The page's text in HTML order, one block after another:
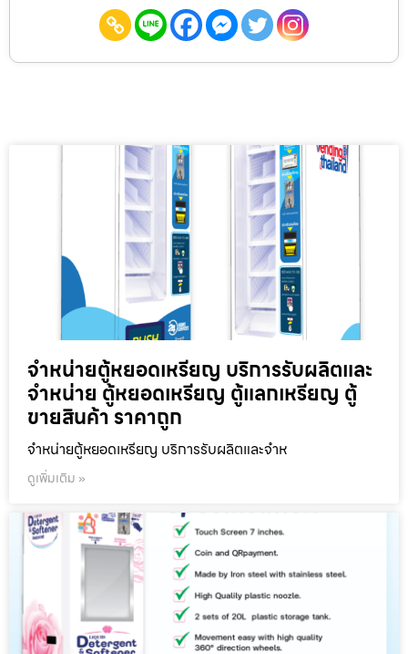
จำหน่ายตู้หยอดเหรียญ บริการรับผลิตและ
จำหน่าย ตู้หยอดเหรียญ ตู้แลกเหรียญ ตู้
ขายสินค้า ราคาถูก
จำหน่ายตู้หยอดเหรียญ บริการรับผลิตและจำห
ดูเพิ่มเติม »